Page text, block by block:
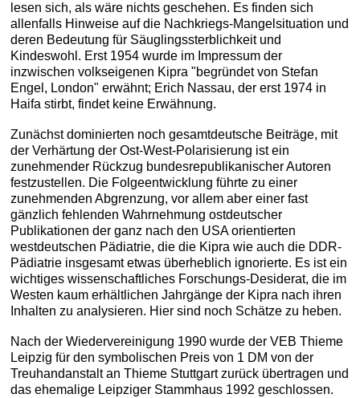
lesen sich, als wäre nichts geschehen. Es finden sich
allenfalls Hinweise auf die Nachkriegs-Mangelsituation und
deren Bedeutung für Säuglingssterblichkeit und
Kindeswohl. Erst 1954 wurde im Impressum der
inzwischen volkseigenen Kipra "begründet von Stefan
Engel, London" erwähnt; Erich Nassau, der erst 1974 in
Haifa stirbt, findet keine Erwähnung.
Zunächst dominierten noch gesamtdeutsche Beiträge, mit
der Verhärtung der Ost-West-Polarisierung ist ein
zunehmender Rückzug bundesrepublikanischer Autoren
festzustellen. Die Folgeentwicklung führte zu einer
zunehmenden Abgrenzung, vor allem aber einer fast
gänzlich fehlenden Wahrnehmung ostdeutscher
Publikationen der ganz nach den USA orientierten
westdeutschen Pädiatrie, die die Kipra wie auch die DDR-
Pädiatrie insgesamt etwas überheblich ignorierte. Es ist ein
wichtiges wissenschaftliches Forschungs-Desiderat, die im
Westen kaum erhältlichen Jahrgänge der Kipra nach ihren
Inhalten zu analysieren. Hier sind noch Schätze zu heben.
Nach der Wiedervereinigung 1990 wurde der VEB Thieme
Leipzig für den symbolischen Preis von 1 DM von der
Treuhandanstalt an Thieme Stuttgart zurück übertragen und
das ehemalige Leipziger Stammhaus 1992 geschlossen.